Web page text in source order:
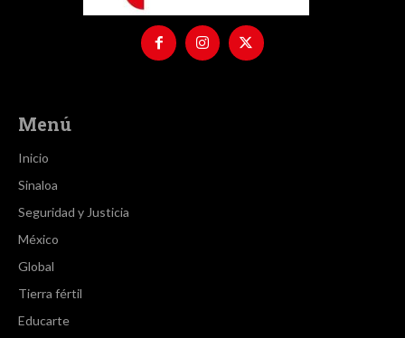
Menú
Inicio
Sinaloa
Seguridad y Justicia
México
Global
Tierra fértil
Educarte